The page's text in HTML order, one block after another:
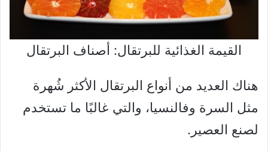
القيمة الغذائية للبرتقال: أصناف البرتقال
هناك العديد من أنواع البرتقال الأكثر شُهرة
مثل السرة وفالنسيا، والتي غالبًا ما تستخدم
لصنع العصير.